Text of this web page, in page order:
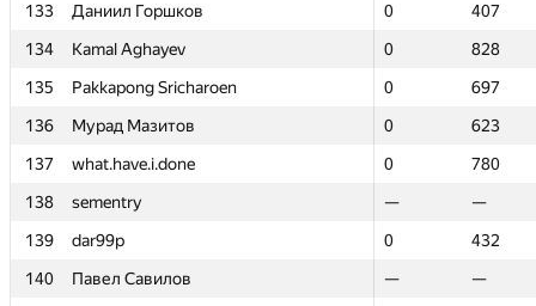
133
Даниил Горшков 0
407
134
Kamal Aghayev 0
828
135
Pakkapong Sricharoen 0
697
136
Мурад Мазитов 0
623
137
what.have.i.done 0
780
138
sementry —
—
139
dar99p 0
432
140
Павел Савилов —
—
133
Даниил Горшков 0
407
134
Kamal Aghayev 0
828
135
Pakkapong Sricharoen 0
697
136
Мурад Мазитов 0
623
137
what.have.i.done 0
780
138
sementry —
—
139
dar99p 0
432
140
Павел Савилов —
—